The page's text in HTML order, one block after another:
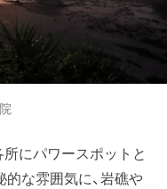
にパワースポットと
な雰囲気に、岩礁や